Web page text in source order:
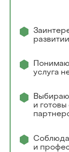
услуга
и готовы
и